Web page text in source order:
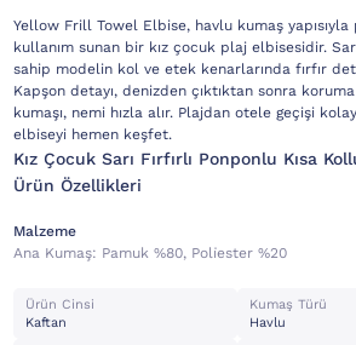
Yellow Frill Towel Elbise, havlu kumaş
kullanım sunan bir kız çocuk plaj elbisesidir.
sahip modelin kol ve etek kenarlarında fırfır
Kapşon detayı, denizden çıktıktan sonra
kumaşı, nemi hızla alır. Plajdan otele geçişi
elbiseyi hemen keşfet.
Kız Çocuk Sarı Fırfırlı Ponponlu Kısa
Ürün Özellikleri
Malzeme
Ana Kumaş: Pamuk %80, Poli̇ester %20
Ürün Cinsi
Kaftan
Kumaş Türü
Havlu